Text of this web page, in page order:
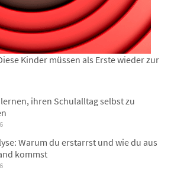
Kinder müssen als Erste wieder zur
ihren Schulalltag selbst zu
Warum du erstarrst und wie du aus
kommst